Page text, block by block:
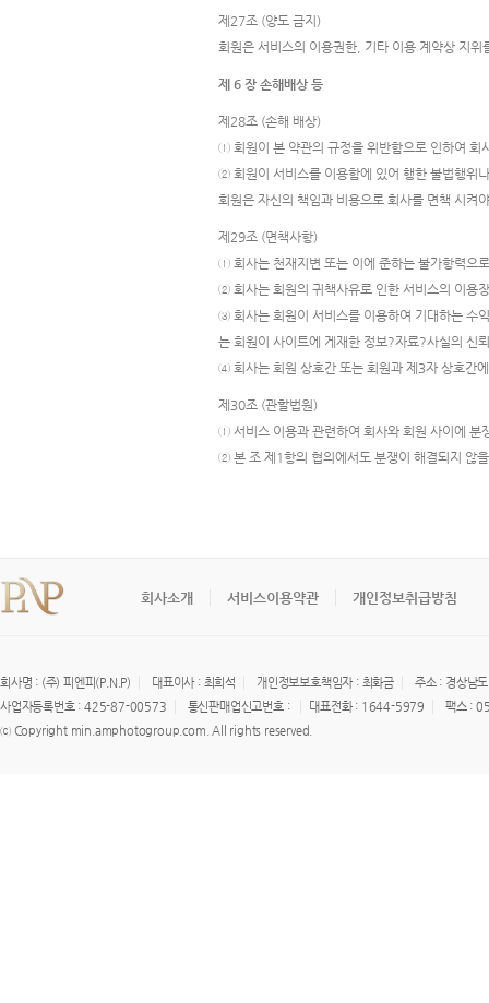
제27조 (양도 금지)
회원은 서비스의 이용권한, 기타 이용 계약상 지
제 6 장 손해배상 등
제28조 (손해 배상)
① 회원이 본 약관의 규정을 위반함으로 인하여 회
② 회원이 서비스를 이용함에 있어 행한 불법행위
회원은 자신의 책임과 비용으로 회사를 면책 시켜
제29조 (면책사항)
① 회사는 천재지변 또는 이에 준하는 불가항력으
② 회사는 회원의 귀책사유로 인한 서비스의 이용
③ 회사는 회원이 서비스를 이용하여 기대하는 수
는 회원이 사이트에 게재한 정보?자료?사실의 신
④ 회사는 회원 상호간 또는 회원과 제3자 상호간
제30조 (관할법원)
① 서비스 이용과 관련하여 회사와 회원 사이에 분
② 본 조 제1항의 협의에서도 분쟁이 해결되지 않
회사소개 서비스이용약관 개인정보취급방침
회사명 : (주) 피엔피(P.N.P) 대표이사 : 최희석 개인정보보호책임자 : 최화금
주소 : 경상남
사업자등록번호 : 425-87-00573
통신판매업신고번호 : 대표전화 : 1644-5979
팩스 :
ⓒ Copyright min.amphotogroup.com. All rights reserved.